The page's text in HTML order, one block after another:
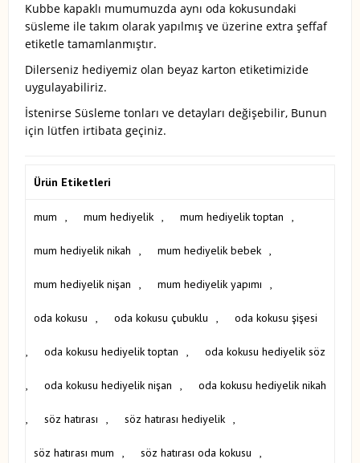
Kubbe kapaklı mumumuzda aynı oda kokusundaki
süsleme ile takım olarak yapılmış ve üzerine extra şeffaf
etiketle tamamlanmıştır.
Dilerseniz hediyemiz olan beyaz karton etiketimizide
uygulayabiliriz.
İstenirse Süsleme tonları ve detayları değişebilir, Bunun
için lütfen irtibata geçiniz.
Ürün Etiketleri
mum , mum hediyelik , mum hediyelik toptan ,
mum hediyelik nikah , mum hediyelik bebek ,
mum hediyelik nişan , mum hediyelik yapımı ,
oda kokusu , oda kokusu çubuklu , oda kokusu şişesi
, oda kokusu hediyelik toptan , oda kokusu hediyelik söz
, oda kokusu hediyelik nişan , oda kokusu hediyelik nikah
, söz hatırası , söz hatırası hediyelik ,
söz hatırası mum , söz hatırası oda kokusu ,